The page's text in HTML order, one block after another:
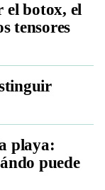
el botox, el
tensores
playa:
puede